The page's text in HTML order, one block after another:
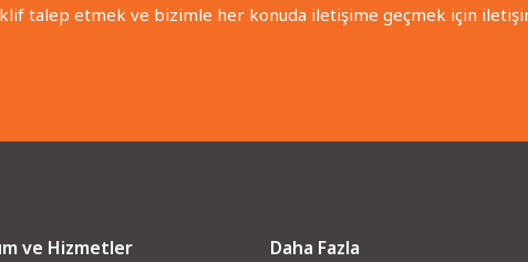
talep etmek ve bizimle her konuda iletişime geçmek için
ve Hizmetler Daha Fazla